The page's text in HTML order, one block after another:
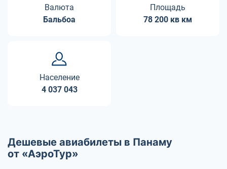
Валюта
Бальбоа
Площадь
78 200 кв км
Население
4 037 043
Дешевые авиабилеты в Панаму
от «АэроТур»